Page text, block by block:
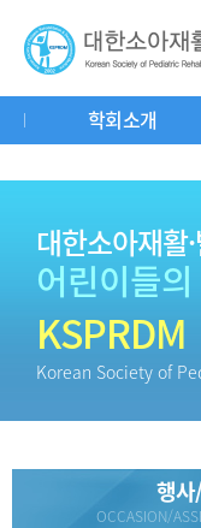
학회소개
대한소아재활
어린이들
KSPRDM
Korean Society of
행
OCCASION/